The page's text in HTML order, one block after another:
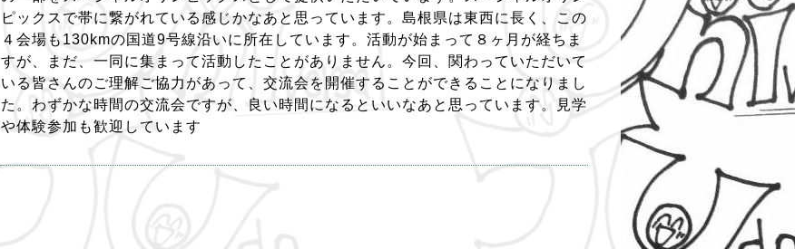
ピックスで帯に繋がれている感じかなあと思っています。島根県は東西に長く、この
４会場も130kmの国道9号線沿いに所在しています。活動が始まって８ヶ月が経ちま
すが、まだ、一同に集まって活動したことがありません。今回、関わっていただいて
いる皆さんのご理解ご協力があって、交流会を開催することができることになりまし
た。わずかな時間の交流会ですが、良い時間になるといいなあと思っています。見学
や体験参加も歓迎しています